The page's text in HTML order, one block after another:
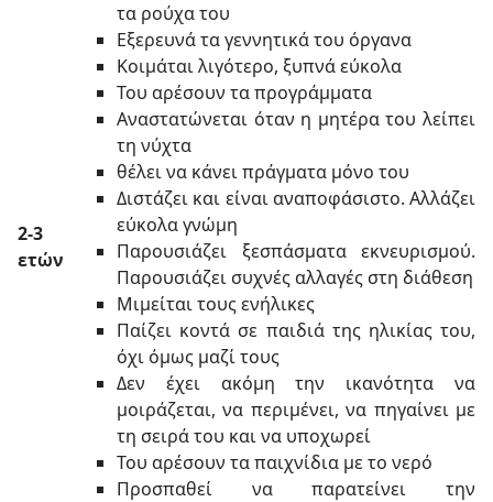
2-3
ετών
τα ρούχα του
Εξερευνά τα γεννητικά του όργανα
Κοιμάται λιγότερο, ξυπνά εύκολα
Του αρέσουν τα προγράμματα
Αναστατώνεται όταν η μητέρα του λείπει
τη νύχτα
θέλει να κάνει πράγματα μόνο του
Διστάζει και είναι αναποφάσιστο. Αλλάζει
εύκολα γνώμη
Παρουσιάζει ξεσπάσματα εκνευρισμού.
Παρουσιάζει συχνές αλλαγές στη διάθεση
Μιμείται τους ενήλικες
Παίζει κοντά σε παιδιά της ηλικίας του,
όχι όμως μαζί τους
Δεν έχει ακόμη την ικανότητα να
μοιράζεται, να περιμένει, να πηγαίνει με
τη σειρά του και να υποχωρεί
Του αρέσουν τα παιχνίδια με το νερό
Προσπαθεί να παρατείνει την